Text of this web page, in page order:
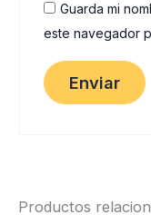
Guarda mi
este navegador
Productos